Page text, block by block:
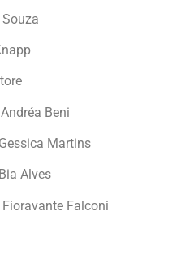
Beni
Martins
Alves
Falconi